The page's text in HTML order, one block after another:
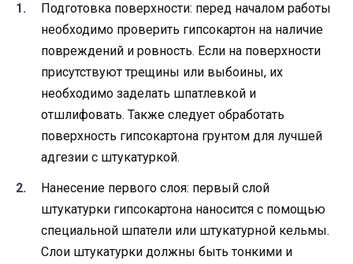
Подготовка поверхности: перед началом работы
необходимо проверить гипсокартон на наличие
повреждений и ровность. Если на поверхности
присутствуют трещины или выбоины, их
необходимо заделать шпатлевкой и
отшлифовать. Также следует обработать
поверхность гипсокартона грунтом для лучшей
адгезии с штукатуркой.
Нанесение первого слоя: первый слой
штукатурки гипсокартона наносится с помощью
специальной шпатели или штукатурной кельмы.
Слои штукатурки должны быть тонкими и